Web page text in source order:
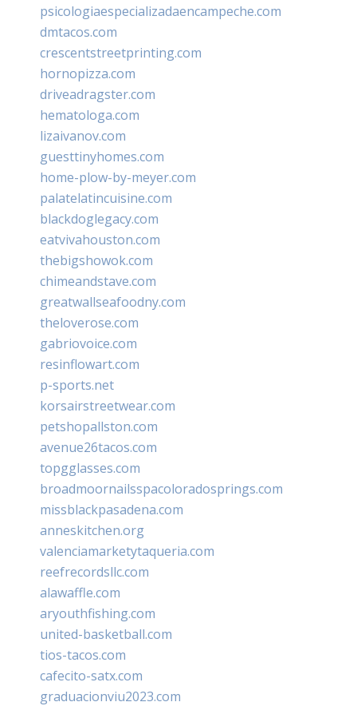
psicologiaespecializadaencampeche.com
dmtacos.com
crescentstreetprinting.com
hornopizza.com
driveadragster.com
hematologa.com
lizaivanov.com
guesttinyhomes.com
home-plow-by-meyer.com
palatelatincuisine.com
blackdoglegacy.com
eatvivahouston.com
thebigshowok.com
chimeandstave.com
greatwallseafoodny.com
theloverose.com
gabriovoice.com
resinflowart.com
p-sports.net
korsairstreetwear.com
petshopallston.com
avenue26tacos.com
topgglasses.com
broadmoornailsspacoloradosprings.com
missblackpasadena.com
anneskitchen.org
valenciamarketytaqueria.com
reefrecordsllc.com
alawaffle.com
aryouthfishing.com
united-basketball.com
tios-tacos.com
cafecito-satx.com
graduacionviu2023.com